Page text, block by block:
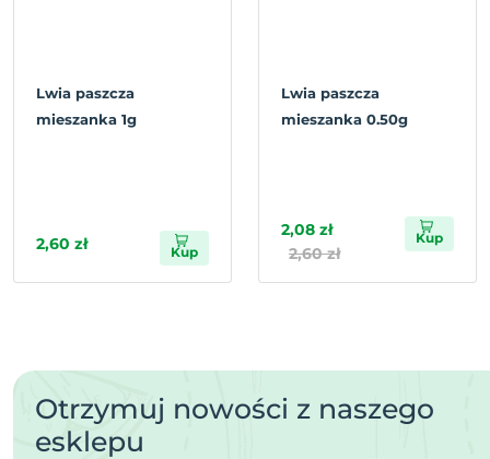
Lwia paszcza
mieszanka 1g
2,60 zł Kup
Lwia paszcza
mieszanka 0.50g
2,08 zł
2,60 zł
Kup
Otrzymuj nowości z naszego
esklepu